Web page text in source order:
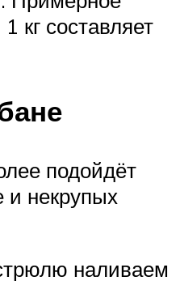
кг составляет
подойдёт
и некрупых
наливаем